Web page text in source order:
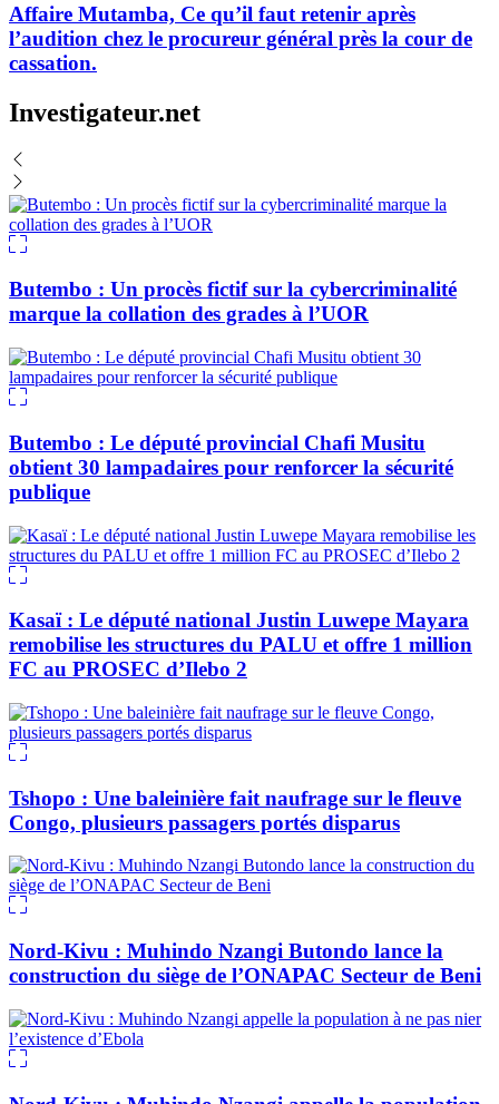
Affaire Mutamba, Ce qu’il faut retenir après
l’audition chez le procureur général près la cour de
cassation.
Investigateur.net
Butembo : Un procès fictif sur la cybercriminalité
marque la collation des grades à l’UOR
Butembo : Le député provincial Chafi Musitu
obtient 30 lampadaires pour renforcer la sécurité
publique
Kasaï : Le député national Justin Luwepe Mayara
remobilise les structures du PALU et offre 1 million
FC au PROSEC d’Ilebo 2
Tshopo : Une baleinière fait naufrage sur le fleuve
Congo, plusieurs passagers portés disparus
Nord-Kivu : Muhindo Nzangi Butondo lance la
construction du siège de l’ONAPAC Secteur de Beni